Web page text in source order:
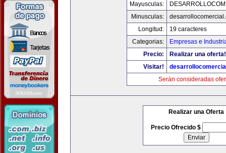
Mayusculas:
Minusculas:
Longitud:
19 caracteres
Categorias:
Empresas e
Precio:
Realizar una oferta!
Visitar!
Serán consideradas
Realizar una Oferta
Precio Ofrecido $